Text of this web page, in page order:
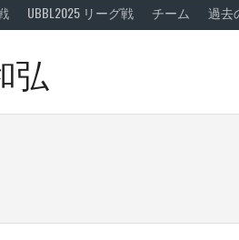
UBBL2025 リーグ戦 チーム 過去